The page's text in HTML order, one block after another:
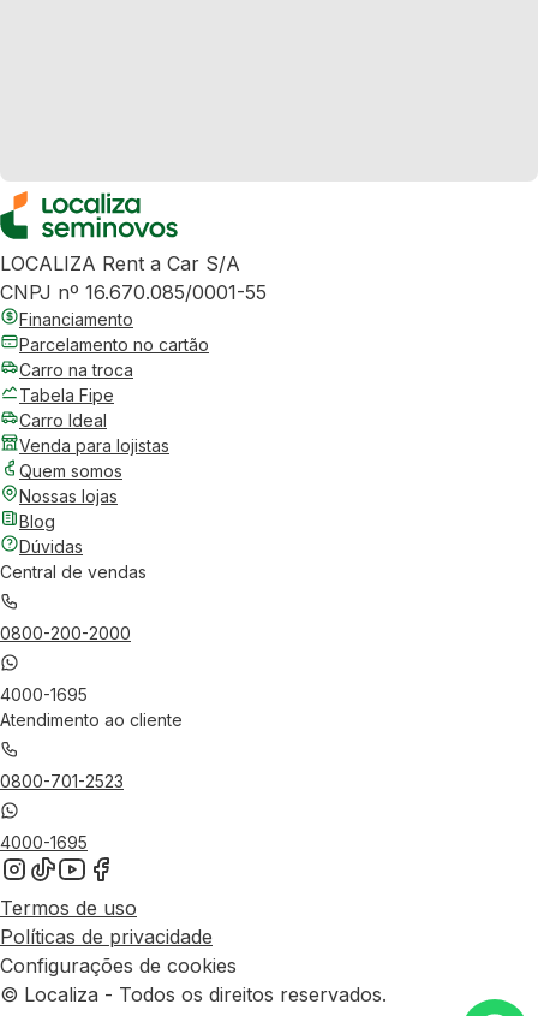
LOCALIZA Rent a Car S/A
CNPJ nº 16.670.085/0001-55
Financiamento
Parcelamento no cartão
Carro na troca
Tabela Fipe
Carro Ideal
Venda para lojistas
Quem somos
Nossas lojas
Blog
Dúvidas
Central de vendas
0800-200-2000
4000-1695
Atendimento ao cliente
0800-701-2523
4000-1695
Termos de uso
Políticas de privacidade
Configurações de cookies
© Localiza - Todos os direitos reservados.